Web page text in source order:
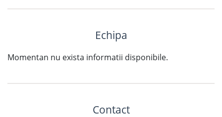
Echipa
Momentan nu exista informatii disponibile.
Contact